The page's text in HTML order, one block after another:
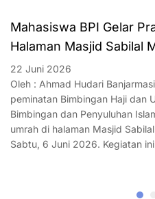
Mahasiswa BPI Gelar
Halaman Masjid Sabilal
22 Juni 2026
Oleh : Ahmad Hudari
peminatan Bimbingan Haji dan
Bimbingan dan Penyuluhan
umrah di halaman Masjid
Sabtu, 6 Juni 2026. Kegiatan